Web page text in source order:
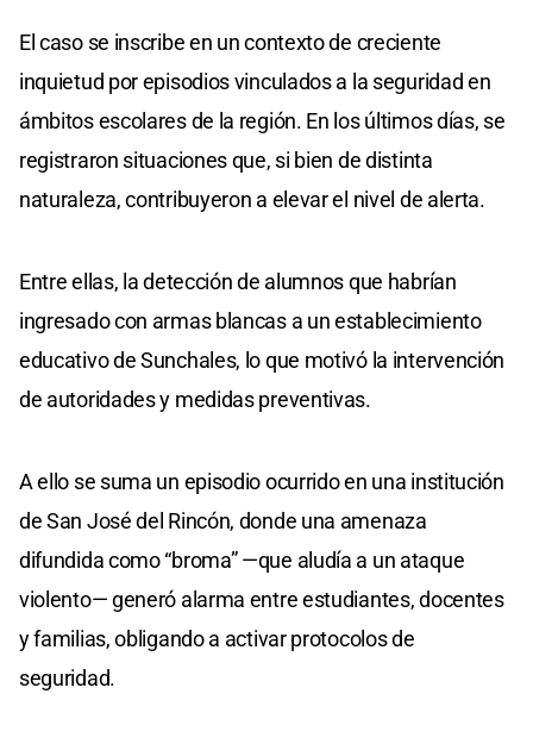
El caso se inscribe en un contexto de creciente
inquietud por episodios vinculados a la seguridad en
ámbitos escolares de la región. En los últimos días, se
registraron situaciones que, si bien de distinta
naturaleza, contribuyeron a elevar el nivel de alerta.
Entre ellas, la detección de alumnos que habrían
ingresado con armas blancas a un establecimiento
educativo de Sunchales, lo que motivó la intervención
de autoridades y medidas preventivas.
A ello se suma un episodio ocurrido en una institución
de San José del Rincón, donde una amenaza
difundida como “broma” —que aludía a un ataque
violento— generó alarma entre estudiantes, docentes
y familias, obligando a activar protocolos de
seguridad.